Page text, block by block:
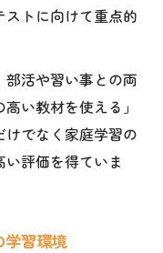
トに向けて重点的
部活や習い事との両
い教材を使える」
けでなく家庭学習の
評価を得ていま
学習環境